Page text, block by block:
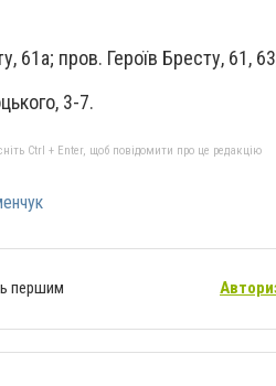
61а; пров. Героїв Бресту, 61,
3-7.
Ctrl + Enter, щоб повідомити про це редакцію
першим